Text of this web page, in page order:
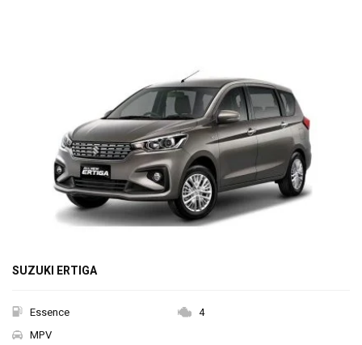
SUZUKI ERTIGA
Essence
4
MPV